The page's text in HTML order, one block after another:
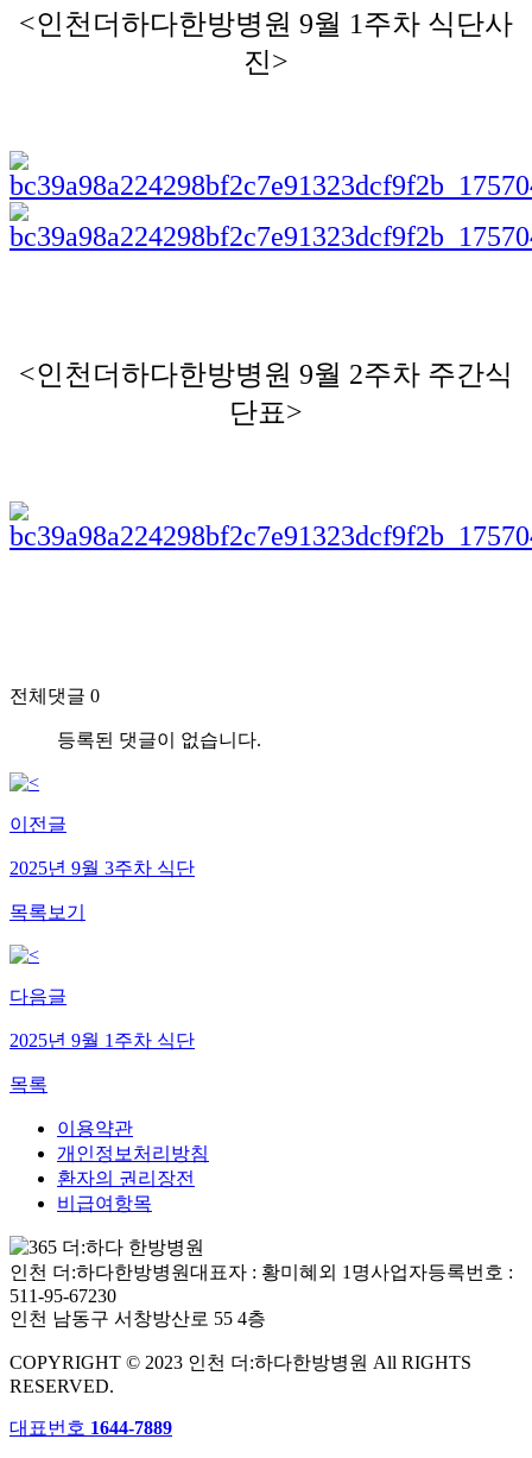
<인천더하다한방병원 9월 1주차 식단사
진>
<인천더하다한방병원 9월 2주차 주간식
단표>
전체댓글 0
등록된 댓글이 없습니다.
이전글
2025년 9월 3주차 식단
목록보기
다음글
2025년 9월 1주차 식단
목록
이용약관
개인정보처리방침
환자의 권리장전
비급여항목
인천 더:하다한방병원대표자 : 황미혜외 1명사업자등록번호 :
511-95-67230
인천 남동구 서창방산로 55 4층
COPYRIGHT © 2023 인천 더:하다한방병원 All RIGHTS
RESERVED.
대표번호 1644-7889